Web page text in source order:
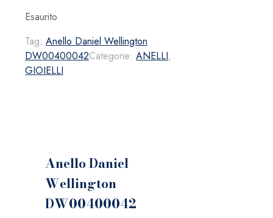
Esaurito
Tag: Anello Daniel Wellington
DW00400042Categorie: ANELLI,
GIOIELLI
Anello Daniel
Wellington
DW00400042